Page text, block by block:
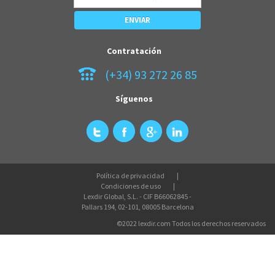
Contratación
(+34) 93 272 26 85
Síguenos
Política de privacidad
Condiciones de uso
Lexdir Global, S.L. - CIF B66062845 -
Pallars 194, 02-101, 08005 Barcelona
©2022 lexdir.com Todos los derechos reservados